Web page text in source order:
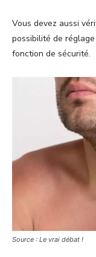
Vous devez aussi
possibilité de
fonction de sécurité.
Source : Le vrai débat !